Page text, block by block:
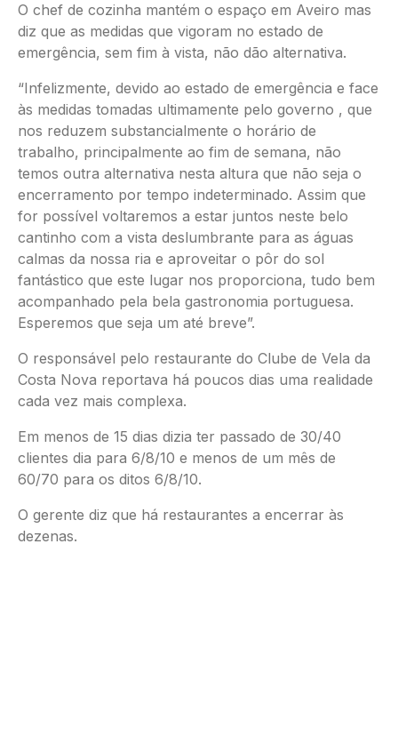
O chef de cozinha mantém o espaço em Aveiro mas
diz que as medidas que vigoram no estado de
emergência, sem fim à vista, não dão alternativa.
“Infelizmente, devido ao estado de emergência e face
às medidas tomadas ultimamente pelo governo , que
nos reduzem substancialmente o horário de
trabalho, principalmente ao fim de semana, não
temos outra alternativa nesta altura que não seja o
encerramento por tempo indeterminado. Assim que
for possível voltaremos a estar juntos neste belo
cantinho com a vista deslumbrante para as águas
calmas da nossa ria e aproveitar o pôr do sol
fantástico que este lugar nos proporciona, tudo bem
acompanhado pela bela gastronomia portuguesa.
Esperemos que seja um até breve”.
O responsável pelo restaurante do Clube de Vela da
Costa Nova reportava há poucos dias uma realidade
cada vez mais complexa.
Em menos de 15 dias dizia ter passado de 30/40
clientes dia para 6/8/10 e menos de um mês de
60/70 para os ditos 6/8/10.
O gerente diz que há restaurantes a encerrar às
dezenas.